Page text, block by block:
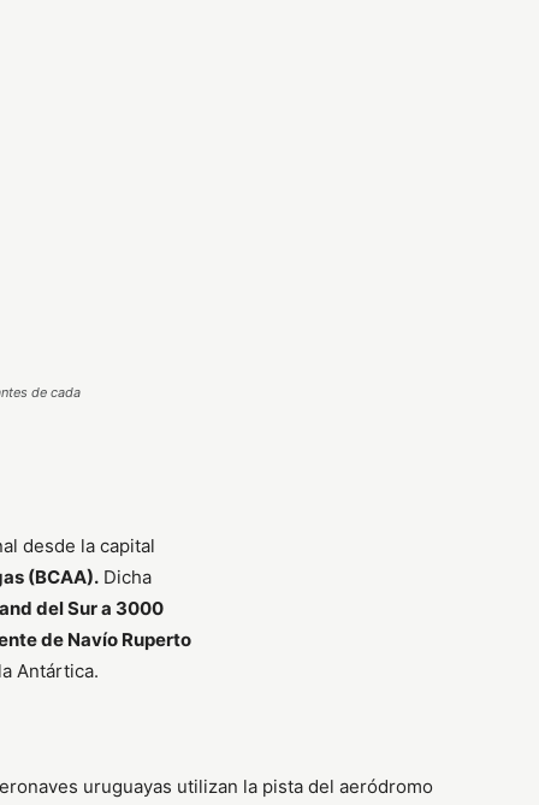
de cada
desde la capital
(BCAA). Dicha
del Sur a 3000
de Navío Ruperto
Antártica.
uruguayas utilizan la pista del aeródromo